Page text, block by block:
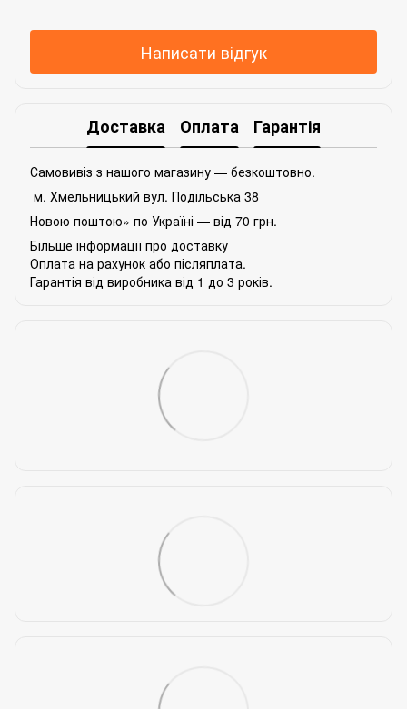
Написати відгук
Доставка Оплата Гарантія
Самовивіз з нашого магазину — безкоштовно.
м. Хмельницький вул. Подільська 38
Новою поштою» по Україні — від 70 грн.
Більше інформації про доставку
Оплата на рахунок або післяплата.
Гарантія від виробника від 1 до 3 років.